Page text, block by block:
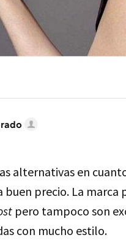
alternativas en
precio. La marca
pero tampoco son
con mucho estilo.